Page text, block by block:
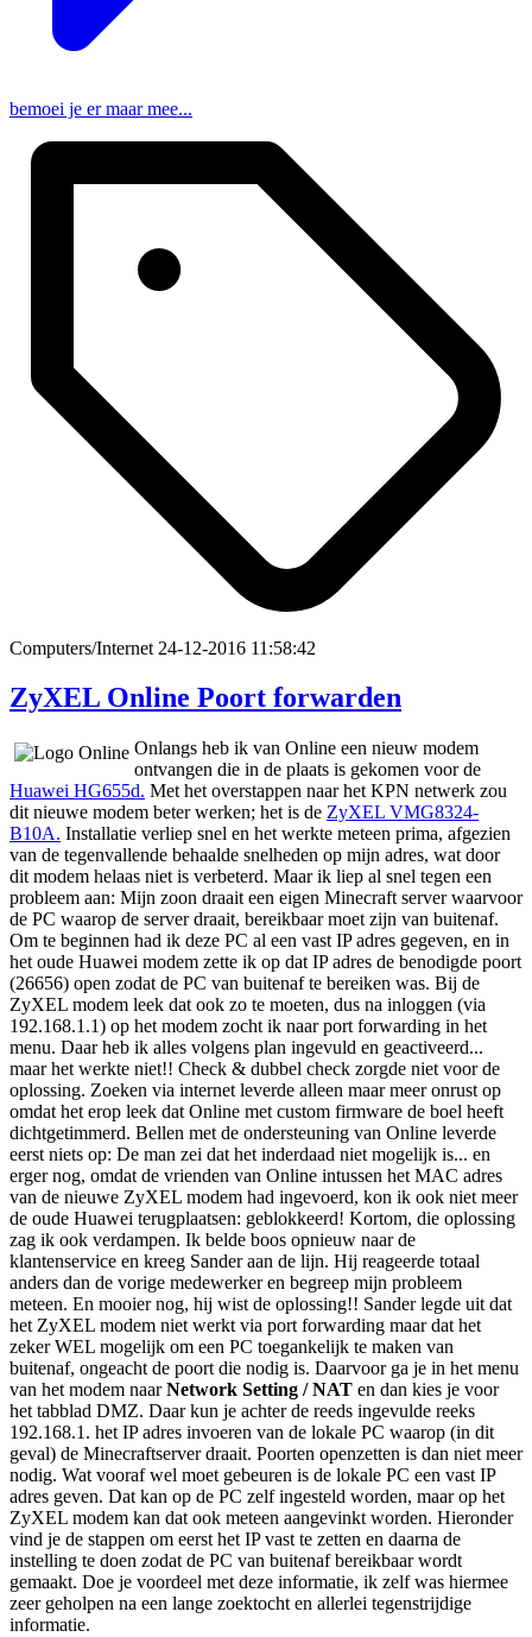
bemoei je er maar mee...
Computers/Internet 24-12-2016 11:58:42
ZyXEL Online Poort forwarden
Onlangs heb ik van Online een nieuw modem
ontvangen die in de plaats is gekomen voor de
Huawei HG655d. Met het overstappen naar het KPN netwerk zou
dit nieuwe modem beter werken; het is de ZyXEL VMG8324-
B10A. Installatie verliep snel en het werkte meteen prima, afgezien
van de tegenvallende behaalde snelheden op mijn adres, wat door
dit modem helaas niet is verbeterd. Maar ik liep al snel tegen een
probleem aan: Mijn zoon draait een eigen Minecraft server waarvoor
de PC waarop de server draait, bereikbaar moet zijn van buitenaf.
Om te beginnen had ik deze PC al een vast IP adres gegeven, en in
het oude Huawei modem zette ik op dat IP adres de benodigde poort
(26656) open zodat de PC van buitenaf te bereiken was. Bij de
ZyXEL modem leek dat ook zo te moeten, dus na inloggen (via
192.168.1.1) op het modem zocht ik naar port forwarding in het
menu. Daar heb ik alles volgens plan ingevuld en geactiveerd...
maar het werkte niet!! Check & dubbel check zorgde niet voor de
oplossing. Zoeken via internet leverde alleen maar meer onrust op
omdat het erop leek dat Online met custom firmware de boel heeft
dichtgetimmerd. Bellen met de ondersteuning van Online leverde
eerst niets op: De man zei dat het inderdaad niet mogelijk is... en
erger nog, omdat de vrienden van Online intussen het MAC adres
van de nieuwe ZyXEL modem had ingevoerd, kon ik ook niet meer
de oude Huawei terugplaatsen: geblokkeerd! Kortom, die oplossing
zag ik ook verdampen. Ik belde boos opnieuw naar de
klantenservice en kreeg Sander aan de lijn. Hij reageerde totaal
anders dan de vorige medewerker en begreep mijn probleem
meteen. En mooier nog, hij wist de oplossing!! Sander legde uit dat
het ZyXEL modem niet werkt via port forwarding maar dat het
zeker WEL mogelijk om een PC toegankelijk te maken van
buitenaf, ongeacht de poort die nodig is. Daarvoor ga je in het menu
van het modem naarNetwork Setting / NAT en dan kies je voor
het tabblad DMZ. Daar kun je achter de reeds ingevulde reeks
192.168.1. het IP adres invoeren van de lokale PC waarop (in dit
geval) de Minecraftserver draait. Poorten openzetten is dan niet meer
nodig. Wat vooraf wel moet gebeuren is de lokale PC een vast IP
adres geven. Dat kan op de PC zelf ingesteld worden, maar op het
ZyXEL modem kan dat ook meteen aangevinkt worden. Hieronder
vind je de stappen om eerst het IP vast te zetten en daarna de
instelling te doen zodat de PC van buitenaf bereikbaar wordt
gemaakt. Doe je voordeel met deze informatie, ik zelf was hiermee
zeer geholpen na een lange zoektocht en allerlei tegenstrijdige
informatie.